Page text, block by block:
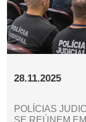
28.11.2025
POLÍCIAS
SE REÚNEM